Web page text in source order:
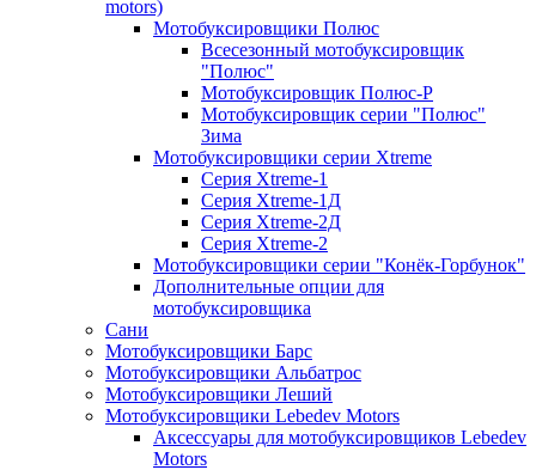
motors)
Мотобуксировщики Полюс
Всесезонный мотобуксировщик
"Полюс"
Мотобуксировщик Полюс-Р
Мотобуксировщик серии "Полюс"
Зима
Мотобуксировщики серии Xtreme
Серия Xtreme-1
Серия Xtreme-1Д
Серия Xtreme-2Д
Серия Xtreme-2
Мотобуксировщики серии "Конёк-Горбунок"
Дополнительные опции для
мотобуксировщика
Сани
Мотобуксировщики Барс
Мотобуксировщики Альбатрос
Мотобуксировщики Леший
Мотобуксировщики Lebedev Motors
Аксессуары для мотобуксировщиков Lebedev
Motors